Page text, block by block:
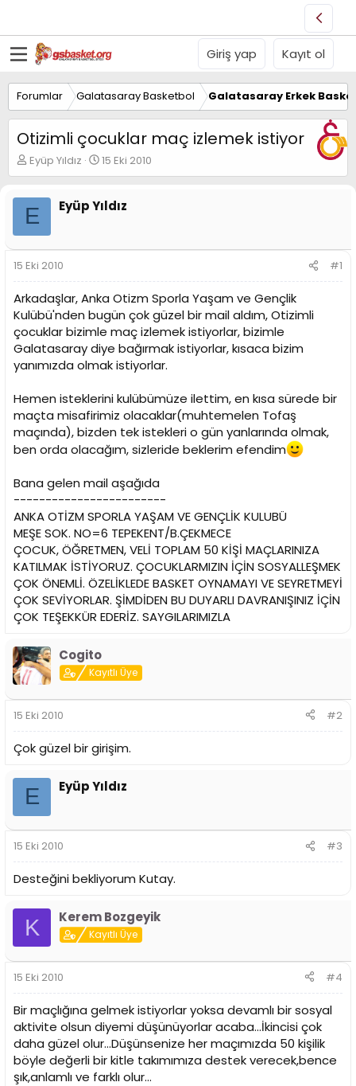
Giriş yap Kayıt ol
Forumlar Galatasaray Basketbol Galatasaray Erkek
Otizimli çocuklar maç izlemek istiyor
K
o
u
y
B
a
ş
a
t
a
n
Eyüp Yıldız
B
a
l
g
a
r
i
h
i
15 Eki 2010
E Eyüp Yıldız
15 Eki 2010 #1
Arkadaşlar, Anka Otizm Sporla Yaşam ve Gençlik
Kulübü'nden bugün çok güzel bir mail aldım, Otizimli
çocuklar bizimle maç izlemek istiyorlar, bizimle
Galatasaray diye bağırmak istiyorlar, kısaca bizim
yanımızda olmak istiyorlar.
Hemen isteklerini kulübümüze ilettim, en kısa sürede bir
maçta misafirimiz olacaklar(muhtemelen Tofaş
maçında), bizden tek istekleri o gün yanlarında olmak,
ben orda olacağım, sizleride beklerim efendim
Bana gelen mail aşağıda
------------------------
ANKA OTİZM SPORLA YAŞAM VE GENÇLİK KULUBÜ
MEŞE SOK. NO=6 TEPEKENT/B.ÇEKMECE
ÇOCUK, ÖĞRETMEN, VELİ TOPLAM 50 KİŞİ MAÇLARINIZA
KATILMAK İSTİYORUZ. ÇOCUKLARMIZIN İÇİN SOSYALLEŞMEK
ÇOK ÖNEMLİ. ÖZELİKLEDE BASKET OYNAMAYI VE SEYRETMEYİ
ÇOK SEVİYORLAR. ŞİMDİDEN BU DUYARLI DAVRANIŞINIZ İÇİN
ÇOK TEŞEKKÜR EDERİZ. SAYGILARIMIZLA
Cogito
Kayıtlı Üye
15 Eki 2010 #2
Çok güzel bir girişim.
E Eyüp Yıldız
15 Eki 2010 #3
Desteğini bekliyorum Kutay.
K Kerem Bozgeyik
Kayıtlı Üye
15 Eki 2010 #4
Bir maçlığına gelmek istiyorlar yoksa devamlı bir sosyal
aktivite olsun diyemi düşünüyorlar acaba...İkincisi çok
daha güzel olur...Düşünsenize her maçımızda 50 kişilik
böyle değerli bir kitle takımımıza destek verecek,bence
şık,anlamlı ve farklı olur...